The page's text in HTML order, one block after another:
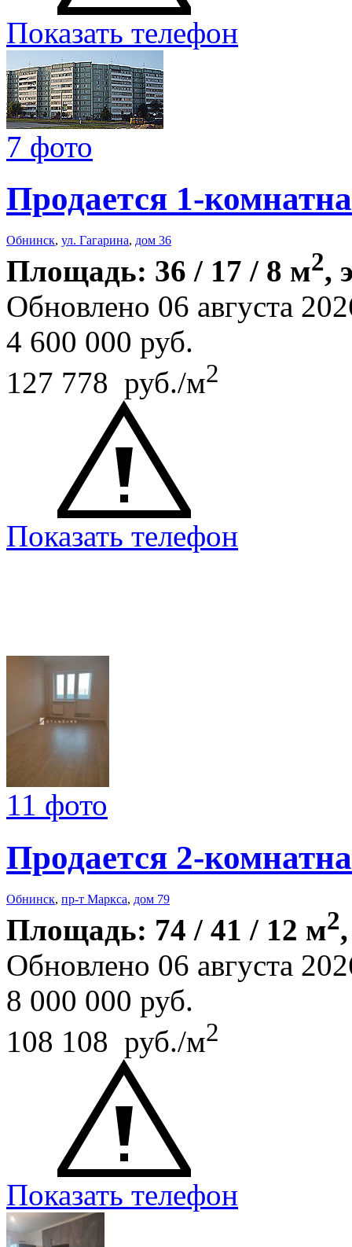
Показать телефон
7 фото
Продается 1-
Обнинск, ул. Гагарина, дом 36
Площадь: 36 / 17 / 8 м2,
Обновлено 06 августа
4 600 000 руб.
127 778 руб./м2
Показать телефон
11 фото
Продается 2-
Обнинск, пр-т Маркса, дом 79
Площадь: 74 / 41 / 12 м2
Обновлено 06 августа
8 000 000 руб.
108 108 руб./м2
Показать телефон